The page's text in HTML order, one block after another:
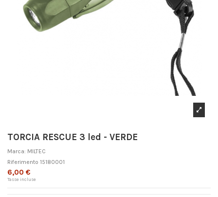
TORCIA RESCUE 3 led - VERDE
Marca: MILTEC
Riferimento 15180001
6,00 €
Tasse incluse